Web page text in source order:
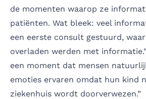
de momenten waarop ze
patiënten. Wat bleek: veel
een eerste consult gestuurd,
overladen werden met
een moment dat mensen
emoties ervaren omdat hun kind
ziekenhuis wordt doorverwezen.”